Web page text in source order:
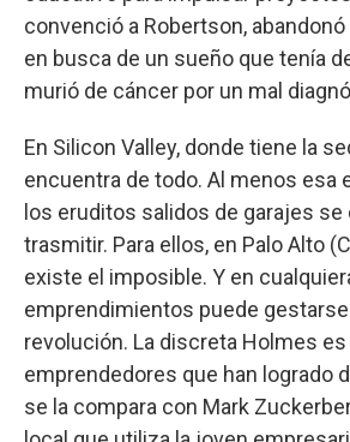
convenció a Robertson,
en busca de un sueño que tenía
murió de cáncer por un mal
En Silicon Valley, donde tiene la
encuentra de todo. Al menos esa
los eruditos salidos de garajes se
trasmitir. Para ellos, en Palo Alto
existe el imposible. Y en
emprendimientos puede
revolución. La discreta Holmes
emprendedores que han logrado
se la compara con Mark